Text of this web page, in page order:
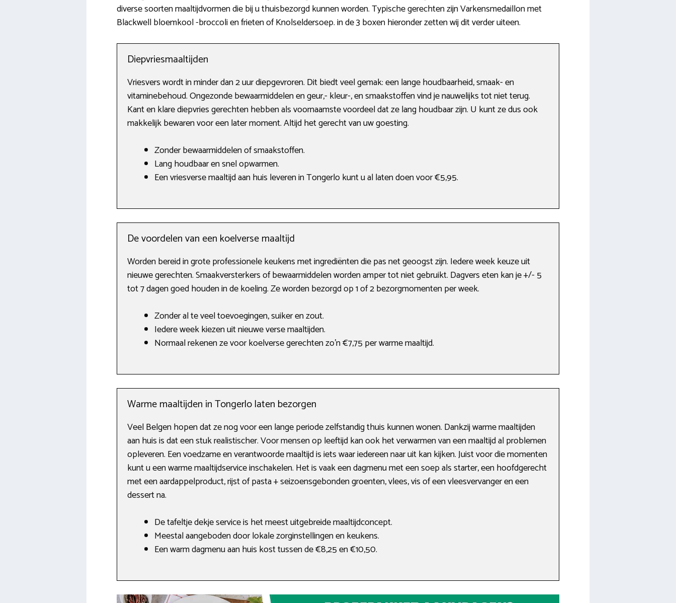
diverse soorten maaltijdvormen die bij u thuisbezorgd kunnen worden. Typische gerechten zijn Varkensmedaillon met
Blackwell bloemkool -broccoli en frieten of Knolseldersoep. in de 3 boxen hieronder zetten wij dit verder uiteen.
Diepvriesmaaltijden
Vriesvers wordt in minder dan 2 uur diepgevroren. Dit biedt veel gemak: een lange houdbaarheid, smaak- en
vitaminebehoud. Ongezonde bewaarmiddelen en geur,- kleur-, en smaakstoffen vind je nauwelijks tot niet terug.
Kant en klare diepvries gerechten hebben als voornaamste voordeel dat ze lang houdbaar zijn. U kunt ze dus ook
makkelijk bewaren voor een later moment. Altijd het gerecht van uw goesting.
Zonder bewaarmiddelen of smaakstoffen.
Lang houdbaar en snel opwarmen.
Een vriesverse maaltijd aan huis leveren in Tongerlo kunt u al laten doen voor €5,95.
De voordelen van een koelverse maaltijd
Worden bereid in grote professionele keukens met ingrediënten die pas net geoogst zijn. Iedere week keuze uit
nieuwe gerechten. Smaakversterkers of bewaarmiddelen worden amper tot niet gebruikt. Dagvers eten kan je +/- 5
tot 7 dagen goed houden in de koeling. Ze worden bezorgd op 1 of 2 bezorgmomenten per week.
Zonder al te veel toevoegingen, suiker en zout.
Iedere week kiezen uit nieuwe verse maaltijden.
Normaal rekenen ze voor koelverse gerechten zo’n €7,75 per warme maaltijd.
Warme maaltijden in Tongerlo laten bezorgen
Veel Belgen hopen dat ze nog voor een lange periode zelfstandig thuis kunnen wonen. Dankzij warme maaltijden
aan huis is dat een stuk realistischer. Voor mensen op leeftijd kan ook het verwarmen van een maaltijd al problemen
opleveren. Een voedzame en verantwoorde maaltijd is iets waar iedereen naar uit kan kijken. Juist voor die momenten
kunt u een warme maaltijdservice inschakelen. Het is vaak een dagmenu met een soep als starter, een hoofdgerecht
met een aardappelproduct, rijst of pasta + seizoensgebonden groenten, vlees, vis of een vleesvervanger en een
dessert na.
De tafeltje dekje service is het meest uitgebreide maaltijdconcept.
Meestal aangeboden door lokale zorginstellingen en keukens.
Een warm dagmenu aan huis kost tussen de €8,25 en €10,50.